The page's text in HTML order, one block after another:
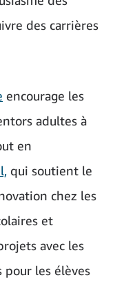
des carrières
encourage les
adultes à
en
qui soutient le
chez les
et
avec les
pour les élèves